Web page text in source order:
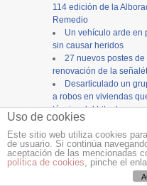
114 edición de la
Remedio
Un vehículo arde en
sin causar heridos
27 nuevos postes
renovación de la
Desarticulado un
a robos en viviendas
técnica del hilo de
El Cupón del Fin de
240.000 euros en Elche
Martínez Mus
calidad de las aguas
de nuevas herramientas
Uso de cookies
Este sitio web utiliza cookies
de usuario. Si continúa
aceptación de las mencionadas
política de cookies, pinche el